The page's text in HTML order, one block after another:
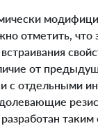
отметить, что
от
с отдельными